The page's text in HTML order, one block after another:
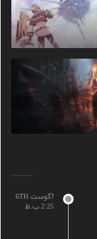
آگوست 6TH
2:25 ب.ظ